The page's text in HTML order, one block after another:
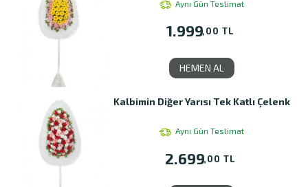
Aynı Gün Teslimat
1.999,00 TL
HEMEN AL
Kalbimin Diğer Yarısı Tek Katlı Çelenk
Aynı Gün Teslimat
2.699,00 TL